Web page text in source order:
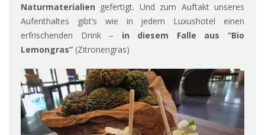
Naturmaterialien gefertigt. Und zum Auftakt unseres
Aufenthaltes gibt’s wie in jedem Luxushotel einen
erfrischenden Drink – in diesem Falle aus “Bio
Lemongras” (Zitronengras)